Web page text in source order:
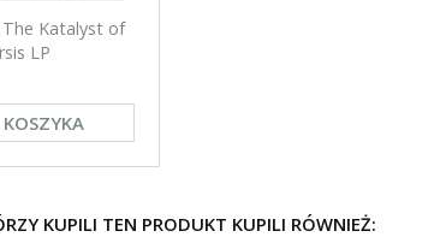
Katalyst of
LP
KUPILI TEN PRODUKT KUPILI RÓWNIEŻ: